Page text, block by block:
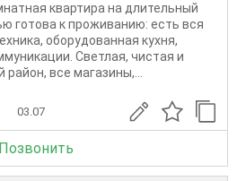
квартира на длительный
готова к проживанию: есть вся
оборудованная кухня,
Светлая, чистая и
все магазины,...
03.07
Позвонить